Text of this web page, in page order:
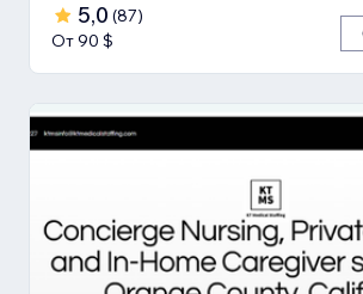
5,0 (87)
От 90 $